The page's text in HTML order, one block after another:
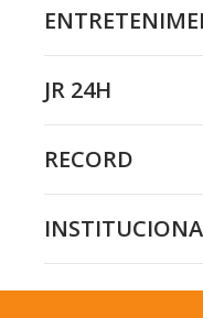
JR 24H
RECORD